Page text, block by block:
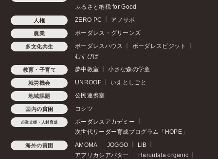
ふるさと納税 for Good
人権 ZERO PC アノサポ
農業 ボーダレス・グリーンズ
多文化共生 ボーダレスハウス
ボーダレスビジット
むすびば
教育・子育て 夢中教室 小さな森の学童
就労機会 UNROOF いえとしごと
地域課題 公民連携室
国内の貧困 コシツ
起業支援・人材育成
ボーダレスアカデミー
次世代リーダー育成プログラム「HOPE」
海外の貧困 AMOMA JOGGO
LIB
アフリカシアバター
Haruulala organic